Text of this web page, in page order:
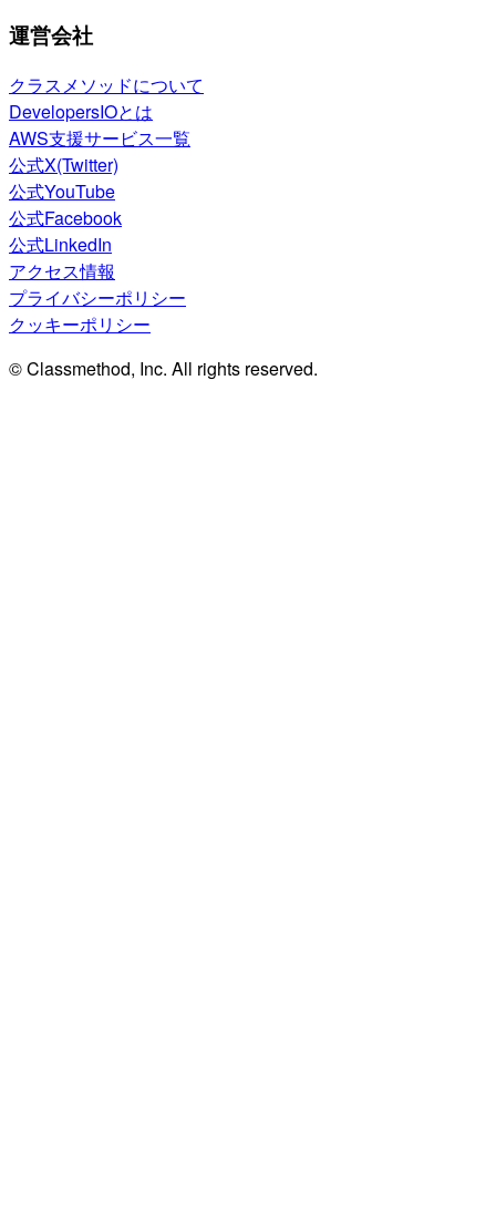
運営会社
クラスメソッドについて
DevelopersIOとは
AWS支援サービス一覧
公式X(Twitter)
公式YouTube
公式Facebook
公式LinkedIn
アクセス情報
プライバシーポリシー
クッキーポリシー
© Classmethod, Inc. All rights reserved.